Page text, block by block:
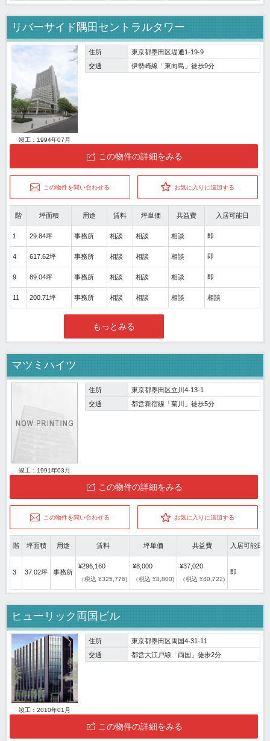
リバーサイド隅田セントラルタワー
竣工：1994年07月
住所
東京都墨田区堤通1-19-9
交通
伊勢崎線「東向島」徒歩9分
この物件の詳細をみる
この物件を問い合わせる お気に入りに追加する
階 坪面積 用途 賃料 坪単価 共益費 入居可能日
1 29.84坪 事務所 相談 相談 相談 即
4 617.62坪 事務所 相談 相談 相談 即
9 89.04坪 事務所 相談 相談 相談 即
11 200.71坪 事務所 相談 相談 相談 相談
もっとみる
マツミハイツ
竣工：1991年03月
住所
東京都墨田区立川4-13-1
交通
都営新宿線「菊川」徒歩5分
この物件の詳細をみる
この物件を問い合わせる お気に入りに追加する
階 坪面積 用途 賃料 坪単価 共益費 入居可能日
3 37.02坪 事務所
¥296,160
（税込 ¥325,776)
¥8,000
（税込 ¥8,800)
¥37,020
（税込 ¥40,722)
即
ヒューリック両国ビル
竣工：2010年01月
住所
東京都墨田区両国4-31-11
交通
都営大江戸線「両国」徒歩2分
この物件の詳細をみる